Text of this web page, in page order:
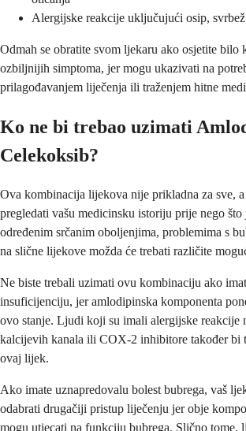
Alergijske reakcije uključujući osip,
Odmah se obratite svom ljekaru ako osjetite bilo
ozbiljnijih simptoma, jer mogu ukazivati na
prilagođavanjem liječenja ili traženjem hitne
Ko ne bi trebao uzimati
Celekoksib?
Ova kombinacija lijekova nije prikladna za sve,
pregledati vašu medicinsku istoriju prije nego
određenim srčanim oboljenjima, problemima s
na slične lijekove možda će trebati različite
Ne biste trebali uzimati ovu kombinaciju ako
insuficijenciju, jer amlodipinska komponenta
ovo stanje. Ljudi koji su imali alergijske reakcije
kalcijevih kanala ili COX-2 inhibitore također bi
ovaj lijek.
Ako imate uznapredovalu bolest bubrega, vaš
odabrati drugačiji pristup liječenju jer obje
mogu utjecati na funkciju bubrega. Slično tome,